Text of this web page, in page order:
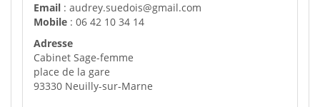
Email : audrey.suedois@gmail.com
Mobile : 06 42 10 34 14
Adresse
Cabinet Sage-femme
place de la gare
93330 Neuilly-sur-Marne